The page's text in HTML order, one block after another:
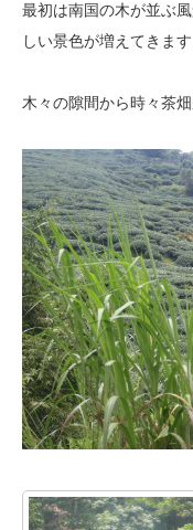
最初は南国の木が並ぶ
しい景色が増えてきます
木々の隙間から時々茶畑